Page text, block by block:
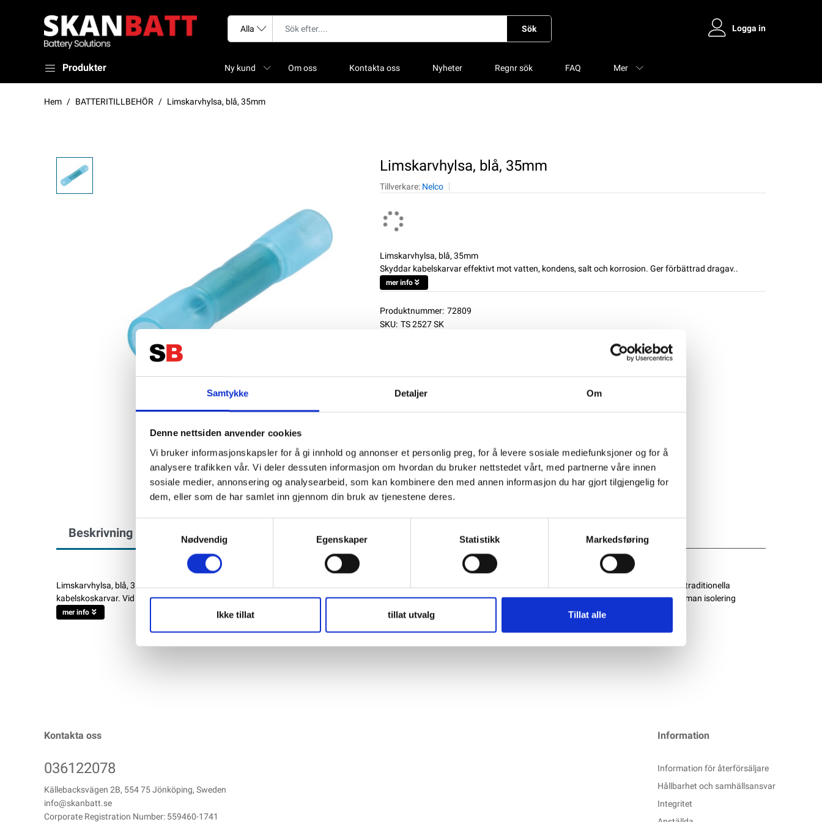
Samtykke Detaljer Om
Denne nettsiden anvender cookies
Vi bruker informasjonskapsler for å gi innhold og annonser et personlig preg, for å levere sosiale mediefunksjoner og for å
analysere trafikken vår. Vi deler dessuten informasjon om hvordan du bruker nettstedet vårt, med partnerne våre innen
sosiale medier, annonsering og analysearbeid, som kan kombinere den med annen informasjon du har gjort tilgjengelig for
dem, eller som de har samlet inn gjennom din bruk av tjenestene deres.
Nødvendig
Egenskaper Statistikk Markedsføring
Ikke tillat tillat utvalg Tillat alle
Sök Logga in
Produkter Ny kund Om oss Kontakta oss Nyheter Regnr sök FAQ Mer
Hem BATTERITILLBEHÖR Limskarvhylsa, blå, 35mm
Limskarvhylsa, blå, 35mm
Tillverkare: Nelco
Limskarvhylsa, blå, 35mm
Skyddar kabelskarvar effektivt mot vatten, kondens, salt och korrosion. Ger förbättrad dragav..
mer info
Produktnummer: 72809
SKU: TS 2527 SK
Beskrivning Specifikation
Limskarvhylsa, blå, 35mm Skyddar kabelskarvar effektivt mot vatten, kondens, salt och korrosion. Ger förbättrad dragavlastning och tål vibrationer betydligt bättre än traditionella
kabelskoskarvar. Vid uppvärmning krymper isoleringen tätt runt kabeln samtidigt som det invändiga smältlimmet aktiveras och förseglar skarven genom att binda samman isolering
mer info
Kontakta oss
036122078
Källebacksvägen 2B, 554 75 Jönköping, Sweden
info@skanbatt.se
Corporate Registration Number: 559460-1741
Information
Information för återförsäljare
Hållbarhet och samhällsansvar
Integritet